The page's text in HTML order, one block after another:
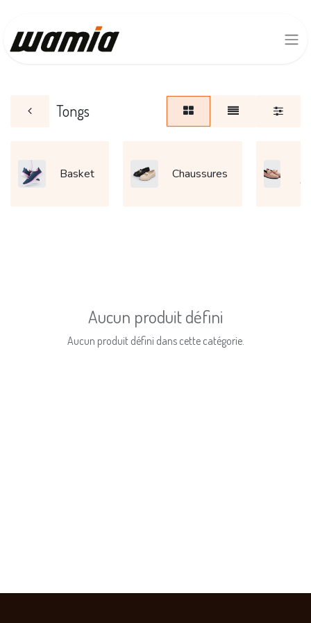
Tongs
Basket Chaussures
Aucun produit défini
Aucun produit défini dans cette catégorie.